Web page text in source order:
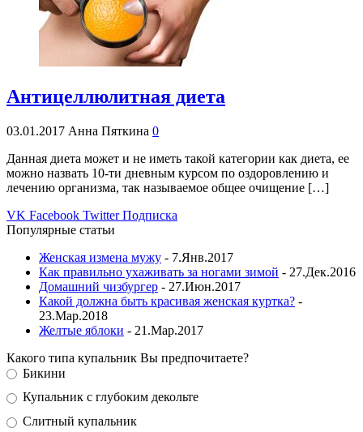
Антицеллюлитная диета
03.01.2017 Анна Пяткина 0
Данная диета может и не иметь такой категории как диета, ее
можно назвать 10-ти дневным курсом по оздоровлению и
лечению организма, так называемое общее очищение […]
VK Facebook Twitter Подписка
Популярные статьи
Женская измена мужу - 7.Янв.2017
Как правильно ухаживать за ногами зимой - 27.Дек.2016
Домашний чизбургер - 27.Июн.2017
Какой должна быть красивая женская куртка? -
23.Мар.2018
Желтые яблоки - 21.Мар.2017
Какого типа купальник Вы предпочитаете?
Бикини
Купальник с глубоким декольте
Слитный купальник